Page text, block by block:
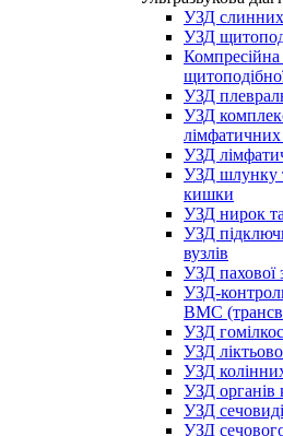
УЗД слинних
УЗД
Компресійна
УЗД
УЗД
лімфатичних
УЗД
УЗД шлунку
кишки
УЗД нирок
УЗД
вузлів
УЗД пахової
УЗД-
ВМС
УЗД
УЗД
УЗД
УЗД органів
УЗД
УЗД